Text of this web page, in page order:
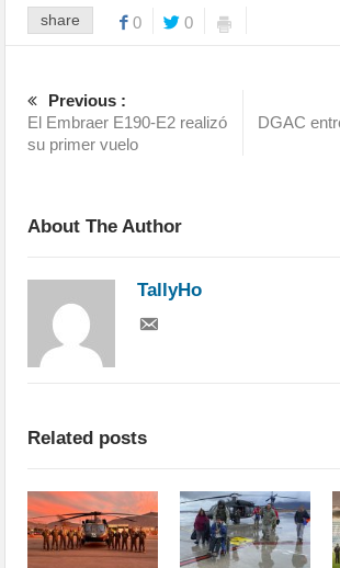
share 0 0
Previous :
El Embraer E190-E2 realizó
su primer vuelo
DGAC
About The Author
TallyHo
Related posts